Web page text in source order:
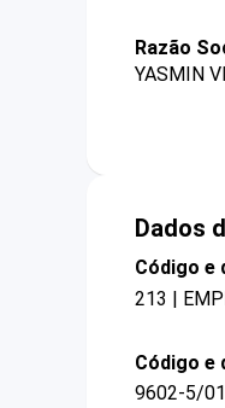
Razão
YASMIN
Dados
Código e
213 |
Código e
9602-5/